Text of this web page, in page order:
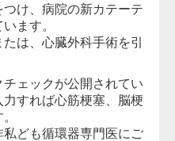
け、病院の新カテーテ
ます。
は、心臓外科手術を引
ェックが公開されてい
すれば心筋梗塞、脳梗
ども循環器専門医にご